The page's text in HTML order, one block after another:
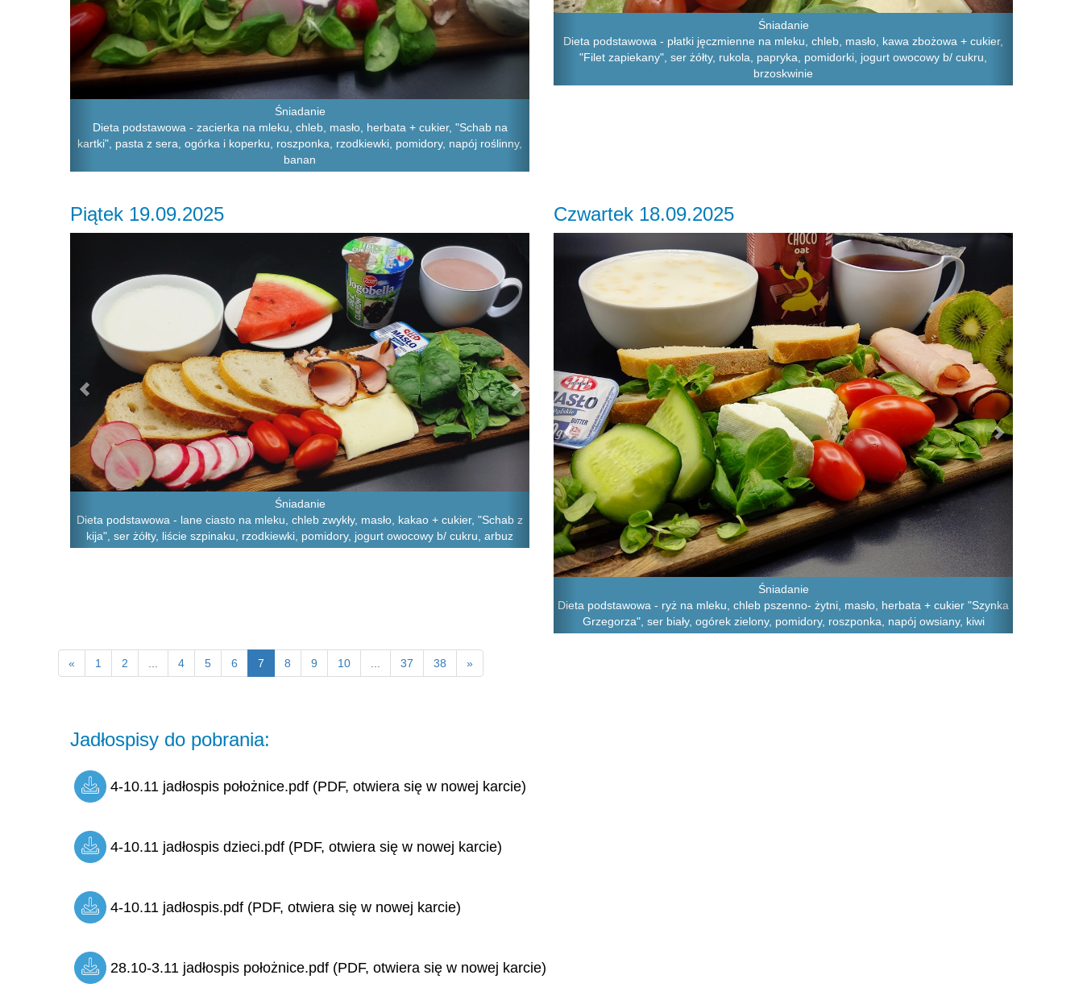
Śniadanie
Dieta podstawowa - zacierka na mleku, chleb, masło, herbata + cukier, "Schab na
kartki", pasta z sera, ogórka i koperku, roszponka, rzodkiewki, pomidory, napój roślinny,
banan
Śniadanie
Dieta podstawowa - płatki jęczmienne na mleku, chleb, masło, kawa zbożowa + cukier,
"Filet zapiekany", ser żółty, rukola, papryka, pomidorki, jogurt owocowy b/ cukru,
brzoskwinie
Piątek 19.09.2025
Śniadanie
Dieta podstawowa - lane ciasto na mleku, chleb zwykły, masło, kakao + cukier, "Schab z
kija", ser żółty, liście szpinaku, rzodkiewki, pomidory, jogurt owocowy b/ cukru, arbuz
Czwartek 18.09.2025
Śniadanie
Dieta podstawowa - ryż na mleku, chleb pszenno- żytni, masło, herbata + cukier "Szynka
Grzegorza", ser biały, ogórek zielony, pomidory, roszponka, napój owsiany, kiwi
« 1 2 ... 4 5 6 7 8 9 10 ... 37 38 »
Jadłospisy do pobrania:
4-10.11 jadłospis położnice.pdf (PDF, otwiera się w nowej karcie)
4-10.11 jadłospis dzieci.pdf (PDF, otwiera się w nowej karcie)
4-10.11 jadłospis.pdf (PDF, otwiera się w nowej karcie)
28.10-3.11 jadłospis położnice.pdf (PDF, otwiera się w nowej karcie)